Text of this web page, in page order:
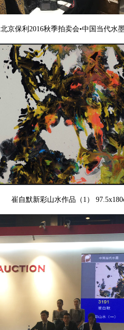
北京保利2016秋季拍卖会•中国当代水
崔自默新彩山水作品（1）